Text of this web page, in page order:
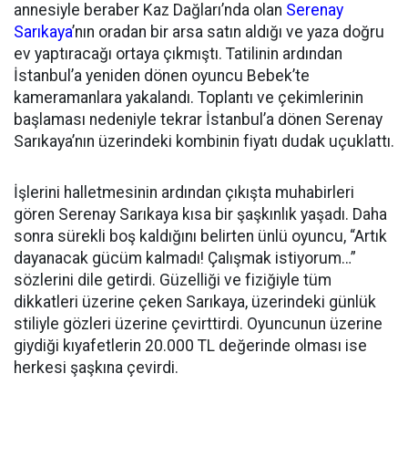
annesiyle beraber Kaz Dağları’nda olan Serenay
Sarıkaya’nın oradan bir arsa satın aldığı ve yaza doğru
ev yaptıracağı ortaya çıkmıştı. Tatilinin ardından
İstanbul’a yeniden dönen oyuncu Bebek’te
kameramanlara yakalandı. Toplantı ve çekimlerinin
başlaması nedeniyle tekrar İstanbul’a dönen Serenay
Sarıkaya’nın üzerindeki kombinin fiyatı dudak uçuklattı.
İşlerini halletmesinin ardından çıkışta muhabirleri
gören Serenay Sarıkaya kısa bir şaşkınlık yaşadı. Daha
sonra sürekli boş kaldığını belirten ünlü oyuncu, “Artık
dayanacak gücüm kalmadı! Çalışmak istiyorum…”
sözlerini dile getirdi. Güzelliği ve fiziğiyle tüm
dikkatleri üzerine çeken Sarıkaya, üzerindeki günlük
stiliyle gözleri üzerine çevirttirdi. Oyuncunun üzerine
giydiği kıyafetlerin 20.000 TL değerinde olması ise
herkesi şaşkına çevirdi.